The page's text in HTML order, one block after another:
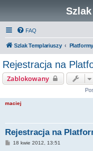
FAQ
Szlak Templariuszy
Rejestracja na
Zablokowany
maciej
Rejestracja na
P18 kwie 2012, 13:51